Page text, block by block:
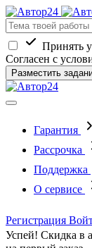
Принять
Согласен с
Разместить
Гарантия
Рассрочка
Поддержка
О сервисе
Регистрация
Успей! Скидка в